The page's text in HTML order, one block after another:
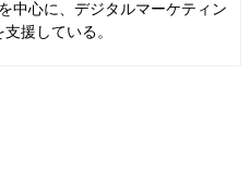
中心に、デジタルマーケティン
援している。